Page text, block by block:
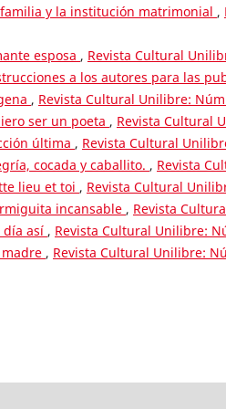
familia y la institución matrimonial ,
esposa , Revista Cultural
a los autores para las
, Revista Cultural Unilibre:
ser un poeta , Revista Cultural
última , Revista Cultural
cocada y caballito. , Revista
lieu et toi , Revista Cultural
incansable , Revista
día así , Revista Cultural Unilibre:
, Revista Cultural Unilibre: